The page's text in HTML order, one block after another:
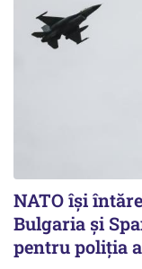
NATO își
Bulgaria și
pentru poliția